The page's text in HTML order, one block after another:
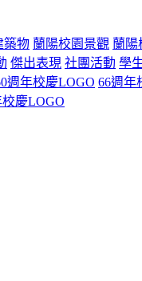
築物 蘭陽校園景觀 蘭陽
傑出表現 社團活動 學
週年校慶LOGO 66週年
校慶LOGO